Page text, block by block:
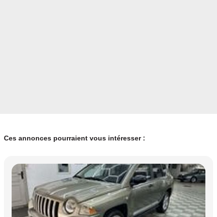
Ces annonces pourraient vous intéresser :